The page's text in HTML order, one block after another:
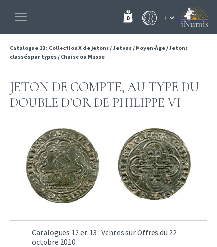
0
Catalogue 13 : Collection X de jetons/Jetons/ Moyen-Âge/Jetons
classés par types/ Chaise ou Masse
JETON DE COMPTE, AU TYPE DU
DOUBLE D’OR DE PHILIPPE VI
Catalogues 12 et 13 : Ventes sur Offres du 22
octobre 2010